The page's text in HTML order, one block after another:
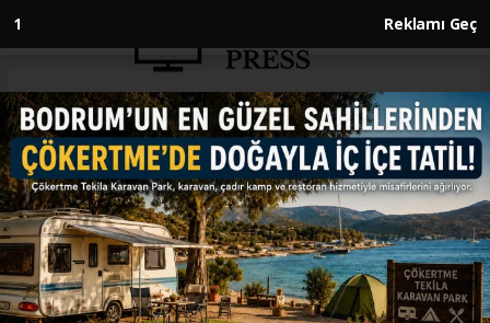
Anasayfa GÜNDEM
UMED'den depremle ilgili
manipülasyona karşı uyarı
GÜNDEM
27.09.2019 - 02:04, Güncelleme: 27.09.2019 - 02:04